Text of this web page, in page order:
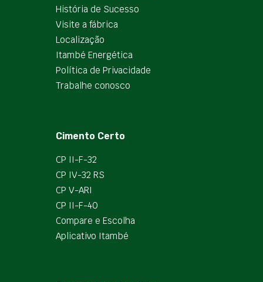
História de Sucesso
Visite a fábrica
Localização
Itambé Energética
Política de Privacidade
Trabalhe conosco
Cimento Certo
CP II-F-32
CP IV-32 RS
CP V-ARI
CP II-F-40
Compare e Escolha
Aplicativo Itambé